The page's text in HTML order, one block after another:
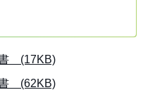
書 (17KB)
書 (62KB)